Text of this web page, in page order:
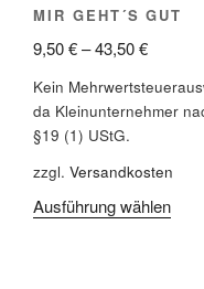
auf
MIR GEHT´S GUT
9,50€–43,50€
Kein
da Kleinunternehmer
§19 (1) UStG.
zzgl. Versandkosten
Ausführung wählen